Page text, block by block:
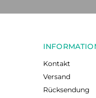
Kontakt
Versand
Rücksendung